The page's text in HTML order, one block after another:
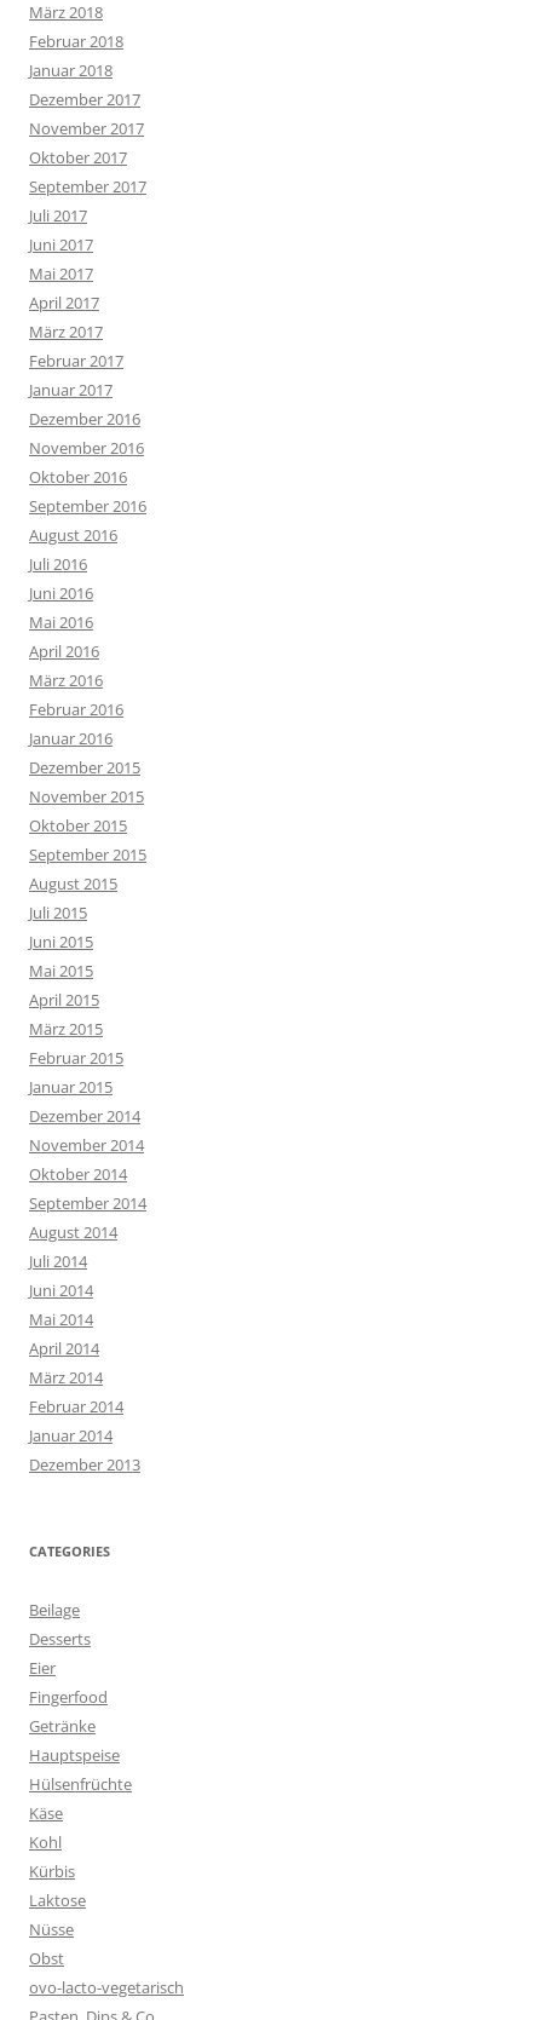
März 2018
Februar 2018
Januar 2018
Dezember 2017
November 2017
Oktober 2017
September 2017
Juli 2017
Juni 2017
Mai 2017
April 2017
März 2017
Februar 2017
Januar 2017
Dezember 2016
November 2016
Oktober 2016
September 2016
August 2016
Juli 2016
Juni 2016
Mai 2016
April 2016
März 2016
Februar 2016
Januar 2016
Dezember 2015
November 2015
Oktober 2015
September 2015
August 2015
Juli 2015
Juni 2015
Mai 2015
April 2015
März 2015
Februar 2015
Januar 2015
Dezember 2014
November 2014
Oktober 2014
September 2014
August 2014
Juli 2014
Juni 2014
Mai 2014
April 2014
März 2014
Februar 2014
Januar 2014
Dezember 2013
CATEGORIES
Beilage
Desserts
Eier
Fingerfood
Getränke
Hauptspeise
Hülsenfrüchte
Käse
Kohl
Kürbis
Laktose
Nüsse
Obst
ovo-lacto-vegetarisch